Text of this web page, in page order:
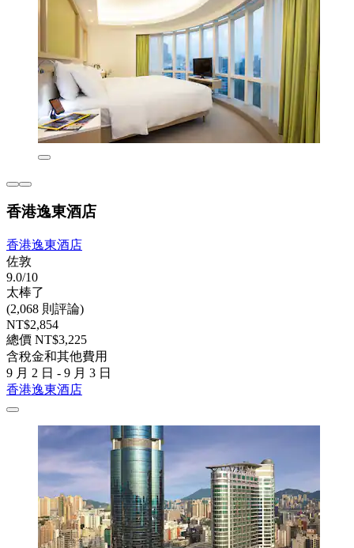
香港逸東酒店
香港逸東酒店
佐敦
9.0/10
太棒了
(2,068 則評論)
NT$2,854
總價 NT$3,225
含稅金和其他費用
9 月 2 日 - 9 月 3 日
香港逸東酒店